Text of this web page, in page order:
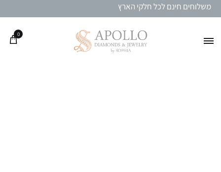
משלוחים חינם לכל חלקי הארץ
0